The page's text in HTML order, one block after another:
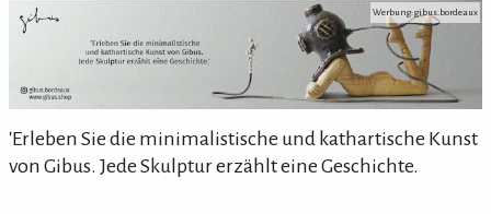
gibus.bordeaux Werbung: gibus.bordeaux
'Erleben Sie die minimalistische und kathartische Kunst
von Gibus. Jede Skulptur erzählt eine Geschichte.